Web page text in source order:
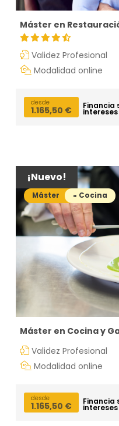
Máster en
Validez Profesional
Modalidad online
desde
1.165,50 € Financia
intereses
¡Nuevo!
Máster » Cocina
Máster en Cocina y
Validez Profesional
Modalidad online
desde
1.165,50 € Financia
intereses